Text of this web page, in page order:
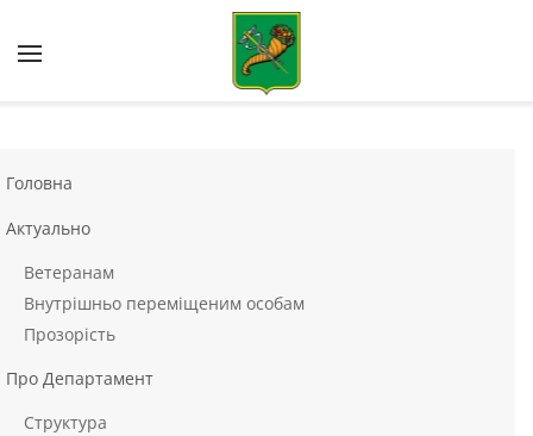
Skip to main content
Головна
Актуально
Ветеранам
Внутрішньо переміщеним особам
Прозорість
Про Департамент
Структура